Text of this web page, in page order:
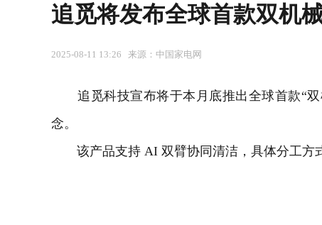
追觅将发布全球首款双机
2025-08-11 13:26 来源：中国家电网
追觅科技宣布将于本月底推出全球首款“双
念。
该产品支持 AI 双臂协同清洁，具体分工方式